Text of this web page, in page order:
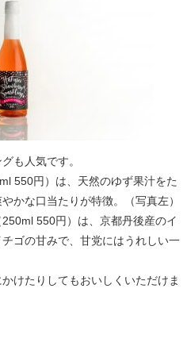
も人気です。
550円）は、天然のゆず果汁をた
かな口当たりが特徴。（写真左）
550円）は、京都丹後産のイ
ゴの甘みで、甘党にはうれしい一
けたりしてもおいしくいただけま